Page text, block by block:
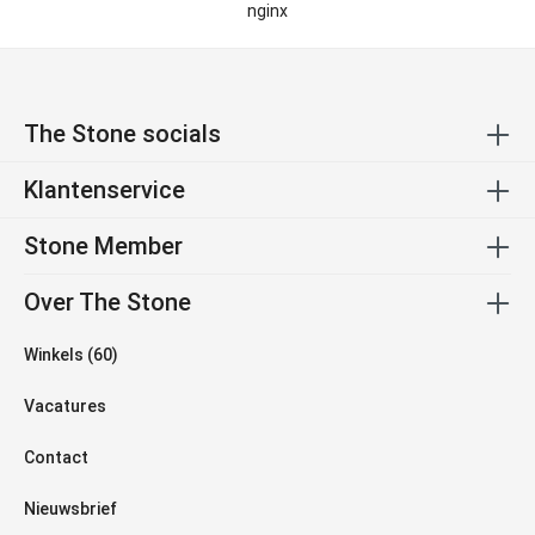
nginx
The Stone socials
Klantenservice
Stone Member
Over The Stone
Winkels (60)
Vacatures
Contact
Nieuwsbrief